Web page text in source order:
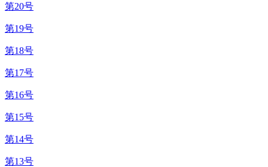
第20号
第19号
第18号
第17号
第16号
第15号
第14号
第13号